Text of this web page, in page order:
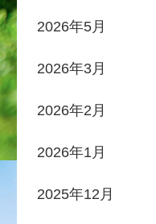
2026年5月
2026年3月
2026年2月
2026年1月
2025年12月